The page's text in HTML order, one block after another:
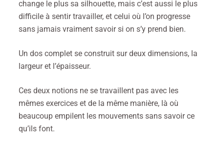
change le plus sa silhouette, mais c’est aussi le plus
difficile à sentir travailler, et celui où l’on progresse
sans jamais vraiment savoir si on s’y prend bien.
Un dos complet se construit sur deux dimensions, la
largeur et l’épaisseur.
Ces deux notions ne se travaillent pas avec les
mêmes exercices et de la même manière, là où
beaucoup empilent les mouvements sans savoir ce
qu’ils font.